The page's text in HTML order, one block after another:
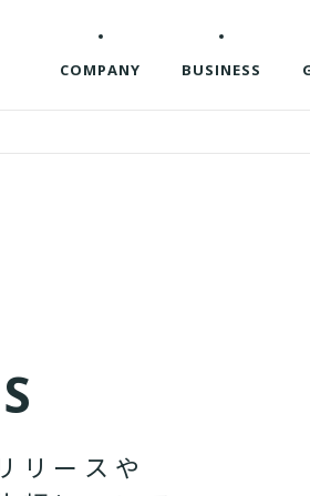
COMPANY BUSINESS
S
リ ー ス や